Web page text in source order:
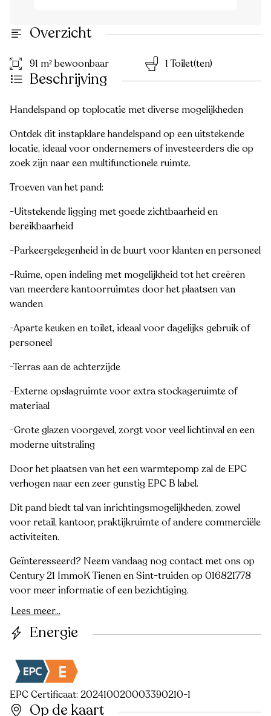
Overzicht
91 m² bewoonbaar 1 Toilet(ten)
Beschrijving
Handelspand op toplocatie met diverse mogelijkheden
Ontdek dit instapklare handelspand op een uitstekende
locatie, ideaal voor ondernemers of investeerders die op
zoek zijn naar een multifunctionele ruimte.
Troeven van het pand:
-Uitstekende ligging met goede zichtbaarheid en
bereikbaarheid
-Parkeergelegenheid in de buurt voor klanten en personeel
-Ruime, open indeling met mogelijkheid tot het creëren
van meerdere kantoorruimtes door het plaatsen van
wanden
-Aparte keuken en toilet, ideaal voor dagelijks gebruik of
personeel
-Terras aan de achterzijde
-Externe opslagruimte voor extra stockageruimte of
materiaal
-Grote glazen voorgevel, zorgt voor veel lichtinval en een
moderne uitstraling
Door het plaatsen van het een warmtepomp zal de EPC
verhogen naar een zeer gunstig EPC B label.
Dit pand biedt tal van inrichtingsmogelijkheden, zowel
voor retail, kantoor, praktijkruimte of andere commerciële
activiteiten.
Geïnteresseerd? Neem vandaag nog contact met ons op
Century 21 ImmoK Tienen en Sint-truiden op 016821778
voor meer informatie of een bezichtiging.
Lees meer...
Energie
EPC Certificaat: 202410020003390210-1
Op de kaart